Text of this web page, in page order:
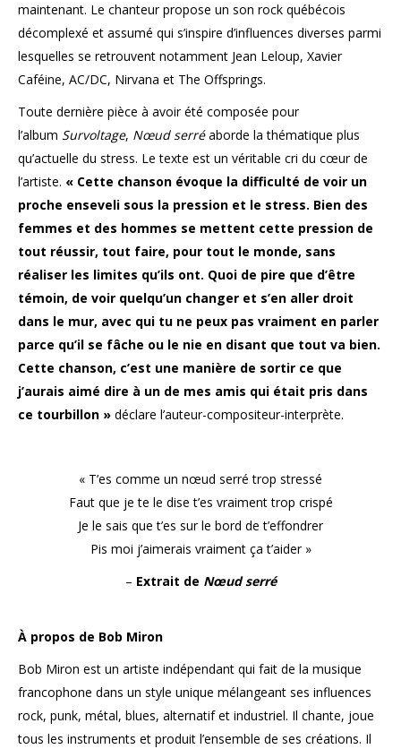
maintenant. Le chanteur propose un son rock québécois
décomplexé et assumé qui s’inspire d’influences diverses parmi
lesquelles se retrouvent notamment Jean Leloup, Xavier
Caféine, AC/DC, Nirvana et The Offsprings.
Toute dernière pièce à avoir été composée pour
l’album Survoltage, Nœud serréaborde la thématique plus
qu’actuelle du stress. Le texte est un véritable cri du cœur de
l’artiste. « Cette chanson évoque la difficulté de voir un
proche enseveli sous la pression et le stress. Bien des
femmes et des hommes se mettent cette pression de
tout réussir, tout faire, pour tout le monde, sans
réaliser les limites qu’ils ont. Quoi de pire que d’être
témoin, de voir quelqu’un changer et s’en aller droit
dans le mur, avec qui tu ne peux pas vraiment en parler
parce qu’il se fâche ou le nie en disant que tout va bien.
Cette chanson, c’est une manière de sortir ce que
j’aurais aimé dire à un de mes amis qui était pris dans
ce tourbillon » déclare l’auteur-compositeur-interprète.
« T’es comme un nœud serré trop stressé
Faut que je te le dise t’es vraiment trop crispé
Je le sais que t’es sur le bord de t’effondrer
Pis moi j’aimerais vraiment ça t’aider »
– Extrait de Nœud serré
À propos de Bob Miron
Bob Miron est un artiste indépendant qui fait de la musique
francophone dans un style unique mélangeant ses influences
rock, punk, métal, blues, alternatif et industriel. Il chante, joue
tous les instruments et produit l’ensemble de ses créations. Il